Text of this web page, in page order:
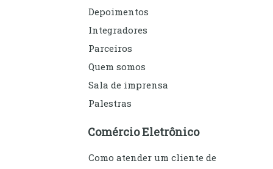
Depoimentos
Integradores
Parceiros
Quem somos
Sala de imprensa
Palestras
Comércio Eletrônico
Como atender um cliente de